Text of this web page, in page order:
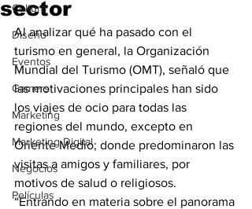
Cultura
Diseño
Eventos
Gamers
Marketing
Marketing Digital
Negocios
Películas
sector
Al analizar qué ha pasado con el
turismo en general, la Organización
Mundial del Turismo (OMT), señaló que
las motivaciones principales han sido
los viajes de ocio para todas las
regiones del mundo, excepto en
Oriente Medio; donde predominaron las
visitas a amigos y familiares, por
motivos de salud o religiosos.
“Entrando en materia sobre el panorama